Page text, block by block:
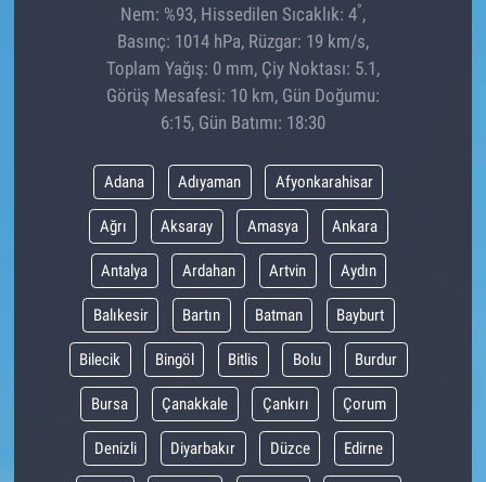
Nem: %93, Hissedilen Sıcaklık: 4°,
Basınç: 1014 hPa, Rüzgar: 19 km/s,
Toplam Yağış: 0 mm, Çiy Noktası: 5.1,
Görüş Mesafesi: 10 km, Gün Doğumu:
6:15, Gün Batımı: 18:30
Adana Adıyaman Afyonkarahisar
Ağrı Aksaray Amasya Ankara
Antalya Ardahan Artvin Aydın
Balıkesir Bartın Batman Bayburt
Bilecik Bingöl Bitlis Bolu Burdur
Bursa Çanakkale Çankırı Çorum
Denizli Diyarbakır Düzce Edirne